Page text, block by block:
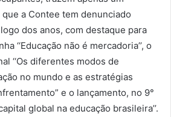
a Contee tem denunciado
dos anos, com destaque para
‘‘Educação não é mercadoria’’, o
‘‘Os diferentes modos de
no mundo e as estratégias
e o lançamento, no 9°
global na educação brasileira’’.